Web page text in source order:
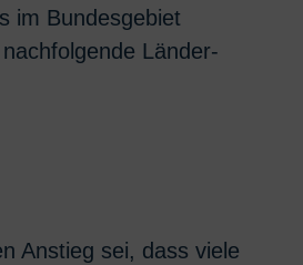
im Bundesgebiet
Länder-
Anstieg sei, dass viele